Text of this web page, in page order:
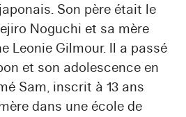
Son père était le
Noguchi et sa mère
Leonie Gilmour. Il a passé
et son adolescence en
Sam, inscrit à 13 ans
dans une école de